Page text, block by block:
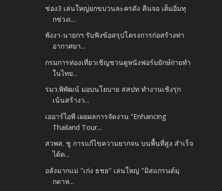
ช่อง3 เล่นใหญ่ยกขบวนละครดัง คืนจอ เต็มอิ่มทุ
กช่วงเ...
พังงา-นายกฯ รับฟังข้อสรุปโครงการก่อสร้างท่า
อากาศยา...
กรมการท่องเที่ยวเชิญชวนดูหนังฟอร์มยักษ์ถ่ายทำ
ในไทย...
รมว.พิพัฒน์ มอบนโยบาย สสปท ทำงานเชิงรุก
เน้นสร้างว...
เออาร์ไอพี เผยผลการจัดงาน “Enhancing
Thailand Tour...
สวพส. ชู การแก้ไขความยากจน บนพื้นที่สูง สำเร็จ
ได้ด...
อลังมากแม่​ "เก่ง​ ธชย" เล่นใหญ่​ "มิสแกรนด์มุ
กดาห...